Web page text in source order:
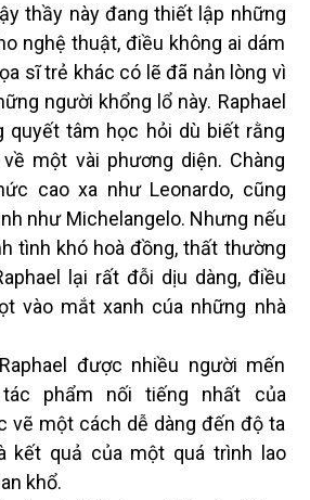
thầy này đang thiết lập những
nghệ thuật, điều không ai dám
sĩ trẻ khác có lẽ đã nản lòng vì
người khổng lổ này. Raphael
quyết tâm học hỏi dù biết rằng
một vài phương diện. Chàng
cao xa như Leonardo, cũng
như Michelangelo. Nhưng nếu
tình khó hoà đồng, thất thường
lại rất đỗi dịu dàng, điều
vào mắt xanh cúa những nhà
được nhiều người mến
tác phẩm nối tiếng nhất của
vẽ một cách dễ dàng đến độ ta
kết quả của một quá trình lao
khổ.